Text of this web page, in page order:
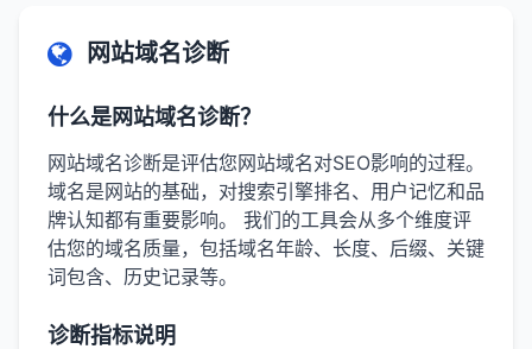
网站域名诊断
什么是网站域名诊断？
网站域名诊断是评估您网站域名对SEO影响的过程。
域名是网站的基础，对搜索引擎排名、用户记忆和品
牌认知都有重要影响。 我们的工具会从多个维度评
估您的域名质量，包括域名年龄、长度、后缀、关键
词包含、历史记录等。
诊断指标说明